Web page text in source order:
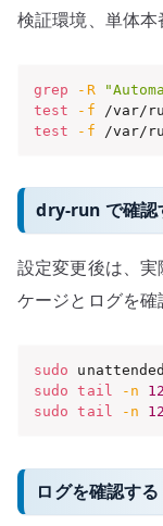
検証環境、単体本
grep -R
test
-f /var/
test
-f /var/
dry-run で確認
設定変更後は、
ケージとログを確
sudo
sudo
tail -n
sudo
tail -n
ログを確認する